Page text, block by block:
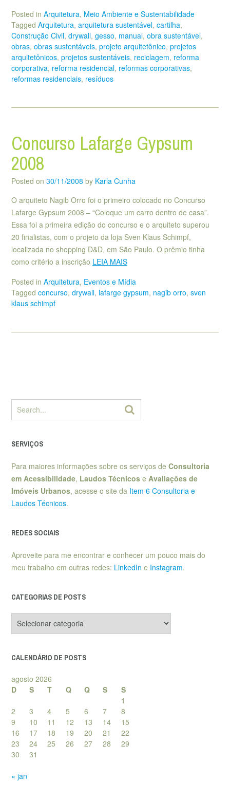
Posted in Arquitetura, Meio Ambiente e Sustentabilidade
Tagged Arquitetura, arquitetura sustentável, cartilha,
Construção Civil, drywall, gesso, manual, obra sustentável,
obras, obras sustentáveis, projeto arquitetônico, projetos
arquitetônicos, projetos sustentáveis, reciclagem, reforma
corporativa, reforma residencial, reformas corporativas,
reformas residenciais, resíduos
Concurso Lafarge Gypsum
2008
Posted on 30/11/2008 by Karla Cunha
O arquiteto Nagib Orro foi o primeiro colocado no Concurso
Lafarge Gypsum 2008 – “Coloque um carro dentro de casa”.
Essa foi a primeira edição do concurso e o arquiteto superou
20 finalistas, com o projeto da loja Sven Klaus Schimpf,
localizada no shopping D&D, em São Paulo. O prêmio tinha
como critério a inscrição LEIA MAIS
Posted in Arquitetura, Eventos e Mídia
Tagged concurso, drywall, lafarge gypsum, nagib orro, sven
klaus schimpf
SERVIÇOS
Para maiores informações sobre os serviços de Consultoria
em Acessibilidade, Laudos Técnicos e Avaliações de
Imóveis Urbanos, acesse o site da Item 6 Consultoria e
Laudos Técnicos.
REDES SOCIAIS
Aproveite para me encontrar e conhecer um pouco mais do
meu trabalho em outras redes: LinkedIn e Instagram.
CATEGORIAS DE POSTS
de
CALENDÁRIO DE POSTS
agosto 2026
D
S T Q Q S
S
1
2
3 4 5 6 7
8
9
10 11 12 13 14
15
16
17 18 19 20 21
22
23
24 25 26 27 28
29
30
31
« jan